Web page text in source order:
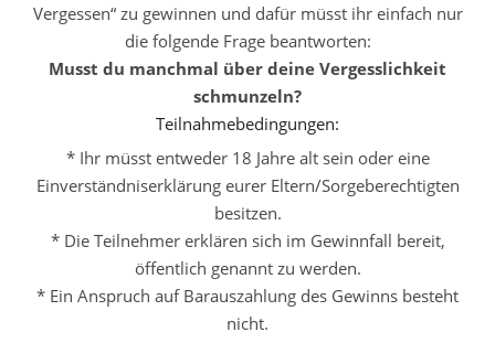
Vergessen“ zu gewinnen und dafür müsst ihr einfach nur
die folgende Frage beantworten:
Musst du manchmal über deine Vergesslichkeit
schmunzeln?
Teilnahmebedingungen:
* Ihr müsst entweder 18 Jahre alt sein oder eine
Einverständniserklärung eurer Eltern/Sorgeberechtigten
besitzen.
* Die Teilnehmer erklären sich im Gewinnfall bereit,
öffentlich genannt zu werden.
* Ein Anspruch auf Barauszahlung des Gewinns besteht
nicht.